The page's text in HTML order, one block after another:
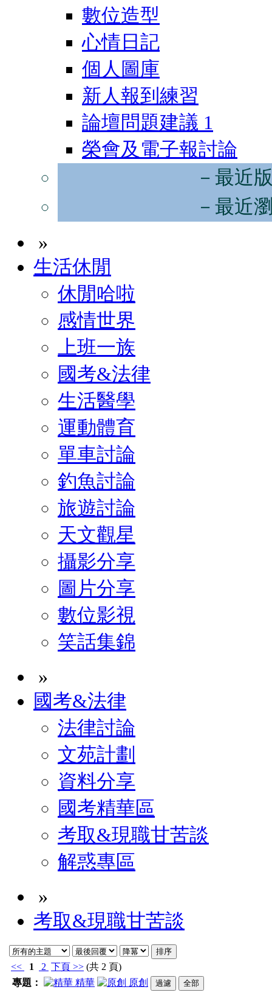
數位造型
心情日記
個人圖庫
新人報到練習
論壇問題建議 1
榮會及電子報討論
－最近
－最近
»
生活休閒
休閒哈啦
感情世界
上班一族
國考&法律
生活醫學
運動體育
單車討論
釣魚討論
旅遊討論
天文觀星
攝影分享
圖片分享
數位影視
笑話集錦
»
國考&法律
法律討論
文苑計劃
資料分享
國考精華區
考取&現職甘苦談
解惑專區
»
考取&現職甘苦談
<< 1 2 下頁 >> (共 2 頁)
專題：
精華 原創